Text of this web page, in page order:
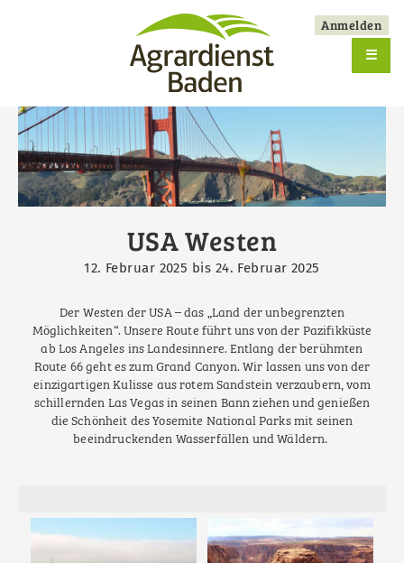
account
Anmelden
☰
USA Westen
12. Februar 2025 bis 24. Februar 2025
Der Westen der USA – das „Land der unbegrenzten
Möglichkeiten“. Unsere Route führt uns von der Pazifikküste
ab Los Angeles ins Landesinnere. Entlang der berühmten
Route 66 geht es zum Grand Canyon. Wir lassen uns von der
einzigartigen Kulisse aus rotem Sandstein verzaubern, vom
schillernden Las Vegas in seinen Bann ziehen und genießen
die Schönheit des Yosemite National Parks mit seinen
beeindruckenden Wasserfällen und Wäldern.